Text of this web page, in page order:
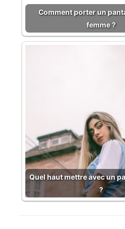
Comment porter un
femme ?
Quel haut mettre avec un
?